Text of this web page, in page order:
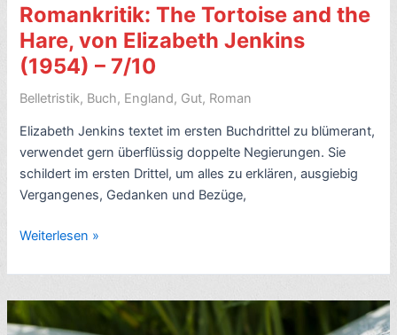
Romankritik: The Tortoise and the
Hare, von Elizabeth Jenkins
(1954) – 7/10
Belletristik, Buch, England, Gut, Roman
Elizabeth Jenkins textet im ersten Buchdrittel zu blümerant,
verwendet gern überflüssig doppelte Negierungen. Sie
schildert im ersten Drittel, um alles zu erklären, ausgiebig
Vergangenes, Gedanken und Bezüge,
Romankritik:
Tortoise
and
the
Weiterlesen »